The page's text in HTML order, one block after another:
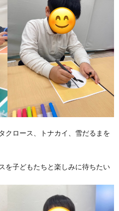
クロース、トナカイ、雪だるまを
を子どもたちと楽しみに待ちたい